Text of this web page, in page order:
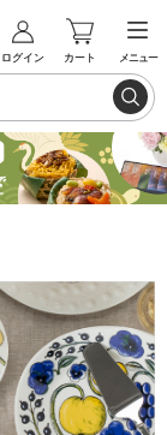
ログイン カート メニュー